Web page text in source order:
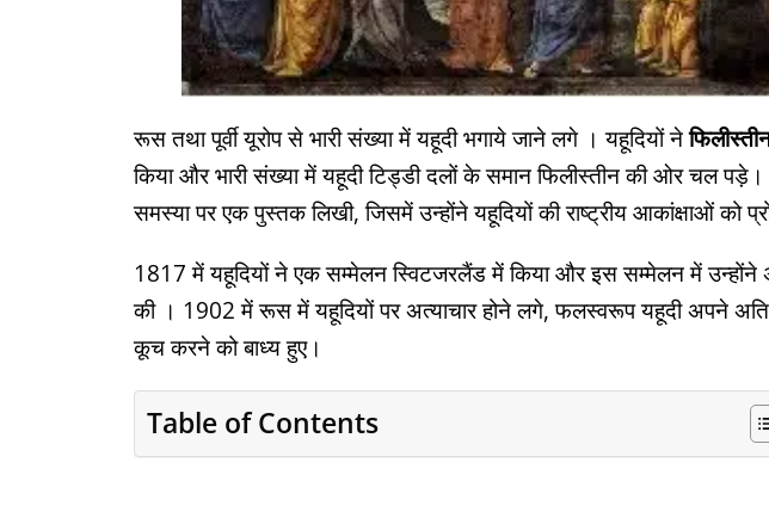
रूस तथा पूर्वी यूरोप से भारी संख्या में यहूदी भगाये जाने लगे । यहूदियों ने
किया और भारी संख्या में यहूदी टिड्डी दलों के समान फिलीस्तीन की ओर चल पड़े।
समस्या पर एक पुस्तक लिखी, जिसमें उन्होंने यहूदियों की राष्ट्रीय आकांक्षाओं को
1817 में यहूदियों ने एक सम्मेलन स्विटजरलैंड में किया और इस सम्मेलन में उन्होंने
की । 1902 में रूस में यहूदियों पर अत्याचार होने लगे, फलस्वरूप यहूदी अपने अति
कूच करने को बाध्य हुए।
Table of Contents